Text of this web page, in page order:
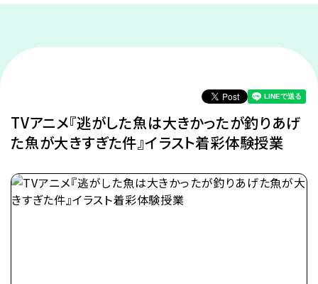
TVアニメ『逃がした魚は大きかったが釣りあげ
た魚が大きすぎた件』イラスト着彩体験授業